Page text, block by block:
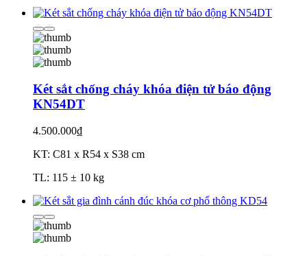
Két sắt chống cháy khóa điện tử báo động
KN54DT
4.500.000₫
KT: C81 x R54 x S38 cm
TL: 115 ± 10 kg